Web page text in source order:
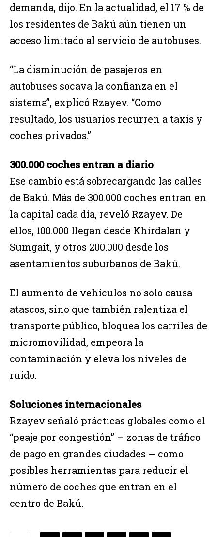
demanda, dijo. En la actualidad, el 17 % de
los residentes de Bakú aún tienen un
acceso limitado al servicio de autobuses.
“La disminución de pasajeros en
autobuses socava la confianza en el
sistema”, explicó Rzayev. “Como
resultado, los usuarios recurren a taxis y
coches privados.”
300.000 coches entran a diario
Ese cambio está sobrecargando las calles
de Bakú. Más de 300.000 coches entran en
la capital cada día, reveló Rzayev. De
ellos, 100.000 llegan desde Khirdalan y
Sumgait, y otros 200.000 desde los
asentamientos suburbanos de Bakú.
El aumento de vehículos no solo causa
atascos, sino que también ralentiza el
transporte público, bloquea los carriles de
micromovilidad, empeora la
contaminación y eleva los niveles de
ruido.
Soluciones internacionales
Rzayev señaló prácticas globales como el
“peaje por congestión” – zonas de tráfico
de pago en grandes ciudades – como
posibles herramientas para reducir el
número de coches que entran en el
centro de Bakú.